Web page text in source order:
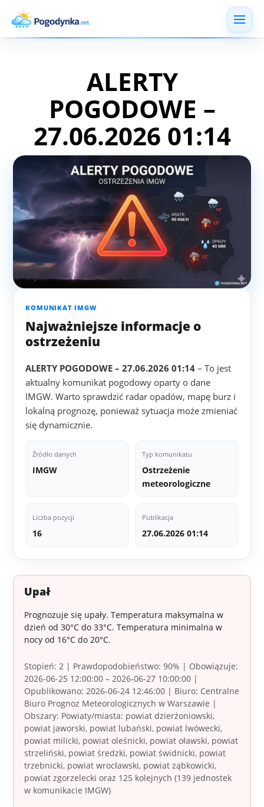
ALERTY
POGODOWE –
27.06.2026 01:14
KOMUNIKAT IMGW
Najważniejsze informacje o
ostrzeżeniu
ALERTY POGODOWE – 27.06.2026 01:14 – To jest
aktualny komunikat pogodowy oparty o dane
IMGW. Warto sprawdzić radar opadów, mapę burz i
lokalną prognozę, ponieważ sytuacja może zmieniać
się dynamicznie.
Źródło danych
IMGW
Typ komunikatu
Ostrzeżenie
meteorologiczne
Liczba pozycji
16
Publikacja
27.06.2026 01:14
Upał
Prognozuje się upały. Temperatura maksymalna w
dzień od 30°C do 33°C. Temperatura minimalna w
nocy od 16°C do 20°C.
Stopień: 2 | Prawdopodobieństwo: 90% | Obowiązuje:
2026-06-25 12:00:00 – 2026-06-27 10:00:00 |
Opublikowano: 2026-06-24 12:46:00 | Biuro: Centralne
Biuro Prognoz Meteorologicznych w Warszawie |
Obszary: Powiaty/miasta: powiat dzierżoniowski,
powiat jaworski, powiat lubański, powiat lwówecki,
powiat milicki, powiat oleśnicki, powiat oławski, powiat
strzeliński, powiat średzki, powiat świdnicki, powiat
trzebnicki, powiat wrocławski, powiat ząbkowicki,
powiat zgorzelecki oraz 125 kolejnych (139 jednostek
w komunikacie IMGW)